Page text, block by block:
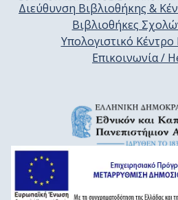
Διεύθυνση Βιβλιοθήκης &
Βιβλιοθήκες
Υπολογιστικό
Επικοινωνία /